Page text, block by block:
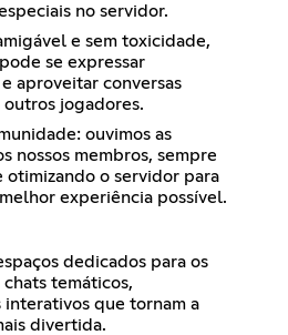
no servidor.
e sem toxicidade,
se expressar
aproveitar conversas
outros jogadores.
ouvimos as
nossos membros, sempre
otimizando o servidor para
experiência possível.
dedicados para os
temáticos,
que tornam a
divertida.